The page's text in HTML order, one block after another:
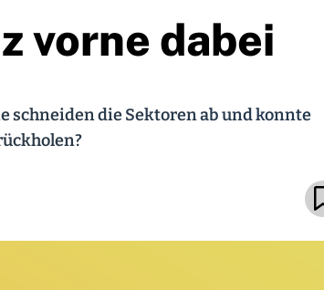
vorne dabei
schneiden die Sektoren ab und konnte